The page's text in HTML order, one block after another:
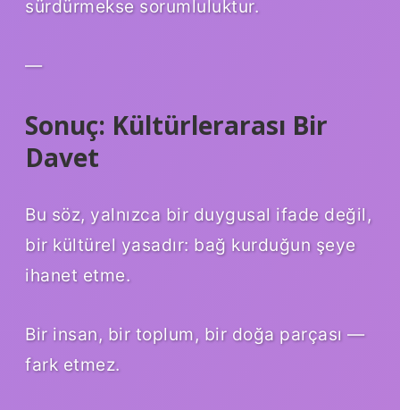
sürdürmekse sorumluluktur.
—
Sonuç: Kültürlerarası Bir
Davet
Bu söz, yalnızca bir duygusal ifade değil,
bir kültürel yasadır: bağ kurduğun şeye
ihanet etme.
Bir insan, bir toplum, bir doğa parçası —
fark etmez.